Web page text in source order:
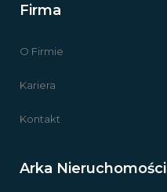
Firma
O Firmie
Kariera
Kontakt
Arka Nieruchomości